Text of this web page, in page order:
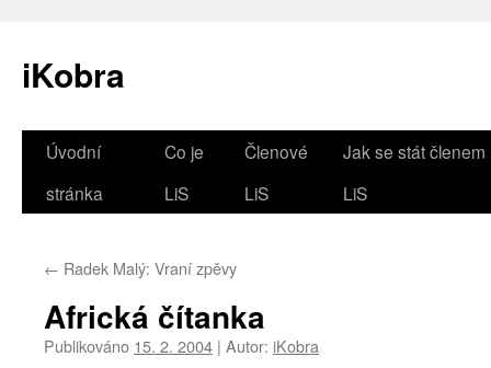
iKobra
Přejít
webu
Úvodní
stránka
Co je
LiS
Členové
LiS
Jak se stát členem
LiS
← Radek Malý: Vraní zpěvy
Africká čítanka
Publikováno 15. 2. 2004 | Autor: iKobra